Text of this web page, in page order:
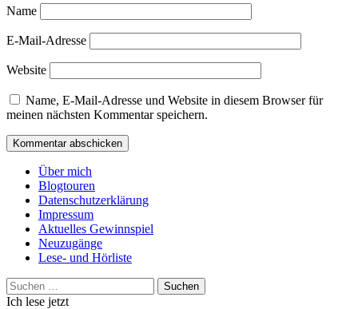
Name
E-Mail-Adresse
Website
Name, E-Mail-Adresse und Website in diesem Browser für
meinen nächsten Kommentar speichern.
Über mich
Blogtouren
Datenschutzerklärung
Impressum
Aktuelles Gewinnspiel
Neuzugänge
Lese- und Hörliste
Suchen
nach:
Ich lese jetzt